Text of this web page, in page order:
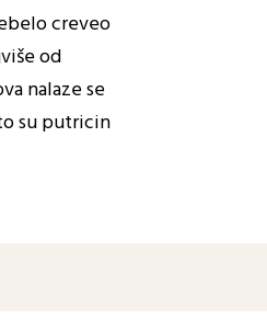
creveo
od
nalaze se
su putricin